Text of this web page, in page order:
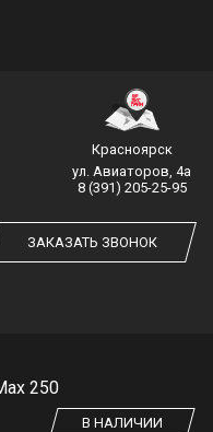
Красноярск
ул. Авиаторов, 4а
8 (391) 205-25-95
ЗАКАЗАТЬ ЗВОНОК
ЗВОНКА
ЗВОНОК
250
В НАЛИЧИИ